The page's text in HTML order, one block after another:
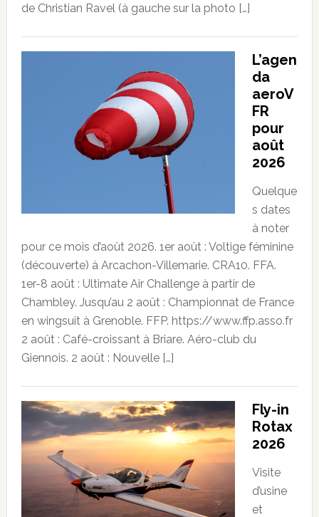
de Christian Ravel (à gauche sur la photo […]
L’agen
da
aeroV
FR
pour
août
2026
Quelque
s dates
à noter
pour ce mois d’août 2026. 1er août : Voltige féminine
(découverte) à Arcachon-Villemarie. CRA10. FFA.
1er-8 août : Ultimate Air Challenge à partir de
Chambley. Jusqu’au 2 août : Championnat de France
en wingsuit à Grenoble. FFP. https://www.ffp.asso.fr
2 août : Café-croissant à Briare. Aéro-club du
Giennois. 2 août : Nouvelle […]
Fly-in
Rotax
2026
Visite
d’usine
et